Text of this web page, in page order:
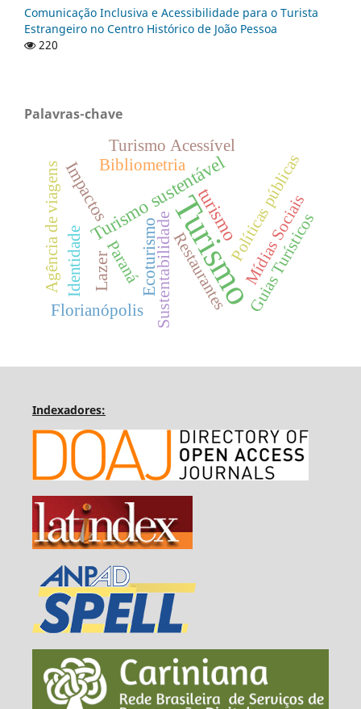
Comunicação Inclusiva e Acessibilidade para o Turista
Estrangeiro no Centro Histórico de João Pessoa
220
Palavras-chave
Turismo
Turismo sustentável
turismo
Impactos
Lazer Sustentabilidade
Ecoturismo
Florianópolis
Mídias Sociais
Políticas públicas
Turismo Acessível
Restaurantes
Paraná
Bibliometria
Identidade Guias Turísticos
Agência de viagens
Indexadores: